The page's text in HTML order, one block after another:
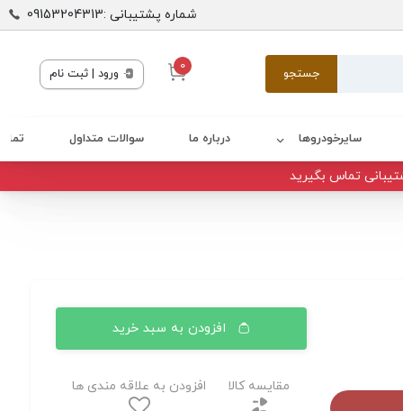
شماره پشتیبانی :09153204313
جستجو 0 ورود | ثبت نام
سایرخودروها درباره ما سوالات متداول
تماس بگیرید
افزودن به سبد خرید
مقایسه کالا افزودن به علاقه مندی ها